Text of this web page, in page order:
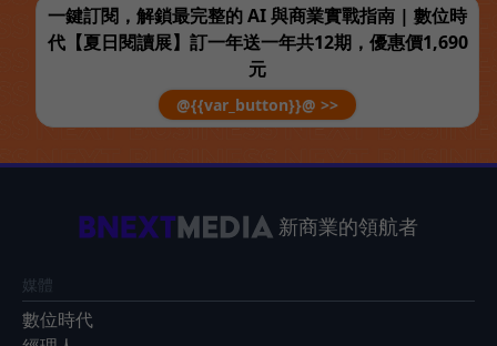
一鍵訂閱，解鎖最完整的 AI 與商業實戰指南 | 數位時
代【夏日閱讀展】訂一年送一年共12期，優惠價1,690
元
@{{var_button}}@ >>
新商業的領航者
媒體
數位時代